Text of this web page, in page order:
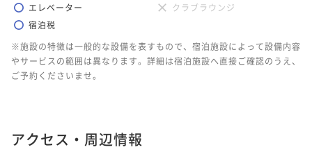
エレベーター
クラブラウンジ
宿泊税
※施設の特徴は一般的な設備を表すもので、宿泊施設によって設備内容
やサービスの範囲は異なります。詳細は宿泊施設へ直接ご確認のうえ、
ご予約くださいませ。
アクセス・周辺情報